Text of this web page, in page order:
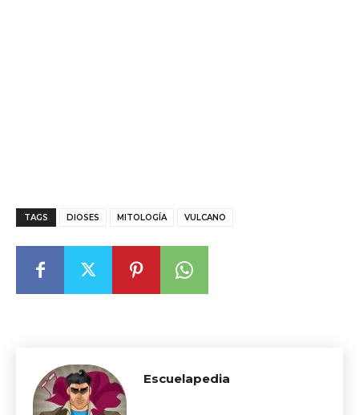
TAGS DIOSES MITOLOGÍA VULCANO
Escuelapedia